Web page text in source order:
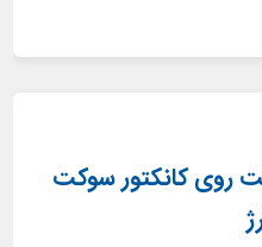
روی کانکتور سوکت